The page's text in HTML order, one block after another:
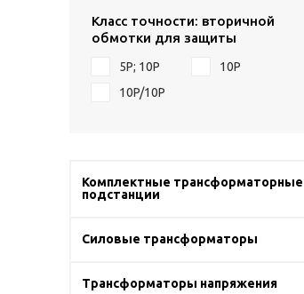
Класс точности: вторичной
обмотки для защиты
5Р; 10Р
10P
10P/10P
Комплектные трансформаторные
подстанции
Силовые трансформаторы
Трансформаторы напряжения